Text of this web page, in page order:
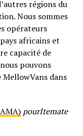
régions du
Nous sommes
opérateurs
africains et
capacité de
pouvons
dans
pourItemate